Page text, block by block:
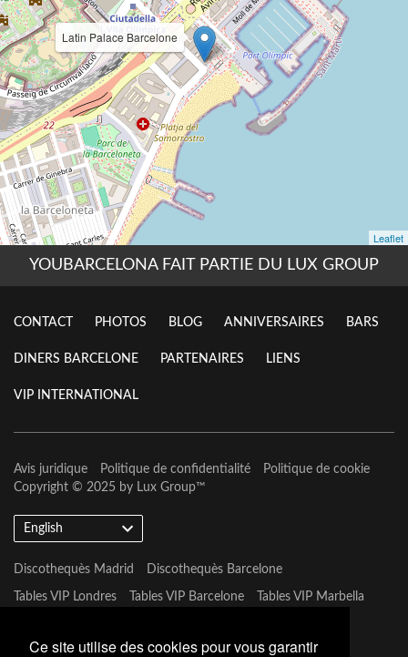
Ce site utilise des cookies pour vous garantir
YOUBARCELONA FAIT PARTIE DU LUX GROUP
CONTACT PHOTOS BLOG ANNIVERSAIRES BARS
DINERS BARCELONE PARTENAIRES LIENS
VIP INTERNATIONAL
Avis juridique Politique de confidentialité
Politique de cookie
Copyright © 2025 by Lux Group™
English
Discothequès Madrid Discothequès Barcelone
Tables VIP Londres Tables VIP Barcelone Tables VIP Marbella